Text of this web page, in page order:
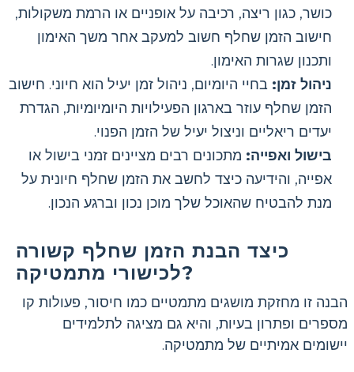
כושר, כגון ריצה, רכיבה על אופניים או הרמת משקולות,
חישוב הזמן שחלף חשוב למעקב אחר משך האימון
ותכנון שגרות האימון.
ניהול זמן: בחיי היומיום, ניהול זמן יעיל הוא חיוני. חישוב
הזמן שחלף עוזר בארגון הפעילויות היומיומיות, הגדרת
יעדים ריאליים וניצול יעיל של הזמן הפנוי.
בישול ואפייה: מתכונים רבים מציינים זמני בישול או
אפייה, והידיעה כיצד לחשב את הזמן שחלף חיונית על
מנת להבטיח שהאוכל שלך מוכן נכון וברגע הנכון.
כיצד הבנת הזמן שחלף קשורה
לכישורי מתמטיקה?
הבנה זו מחזקת מושגים מתמטיים כמו חיסור, פעולות קו
מספרים ופתרון בעיות, והיא גם מציגה לתלמידים
יישומים אמיתיים של מתמטיקה.